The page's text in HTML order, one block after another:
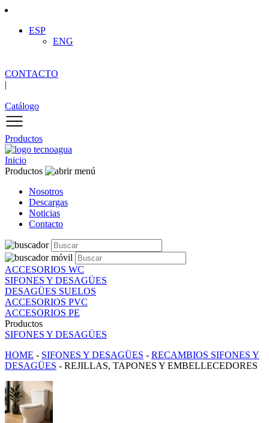
ESP
ENG
CONTACTO
|
Catálogo
Productos
Inicio
Productos
Nosotros
Descargas
Noticias
Contacto
ACCESORIOS WC
SIFONES Y DESAGÜES
DESAGÜES SUELOS
ACCESORIOS PVC
ACCESORIOS PE
Productos
SIFONES Y DESAGÜES
HOME - SIFONES Y DESAGÜES - RECAMBIOS SIFONES Y
DESAGÜES - REJILLAS, TAPONES Y EMBELLECEDORES